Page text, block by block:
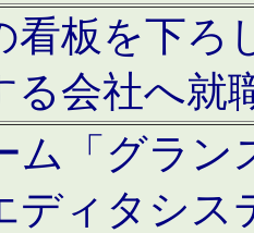
看板を下ろ
る会社へ就
ム「グラン
ディタシス